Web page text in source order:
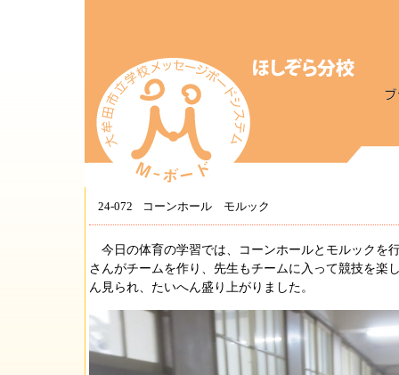
24-072 コーンホール モルック
今日の体育の学習では、コーンホールとモルックを
さんがチームを作り、先生もチームに入って競技を楽
ん見られ、たいへん盛り上がりました。